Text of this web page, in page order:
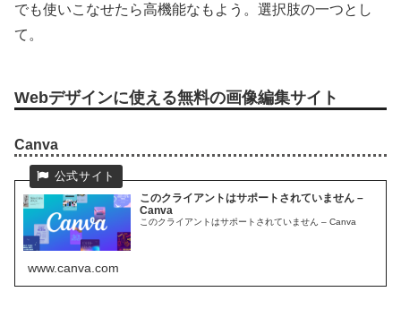
でも使いこなせたら高機能なもよう。選択肢の一つとし
て。
Webデザインに使える無料の画像編集サイト
Canva
このクライアントはサポートされていません –
Canva
このクライアントはサポートされていません – Canva
www.canva.com